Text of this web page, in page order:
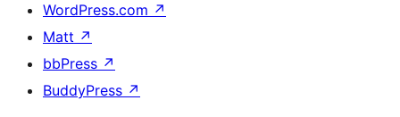
WordPress.com ↗
Matt ↗
bbPress ↗
BuddyPress ↗